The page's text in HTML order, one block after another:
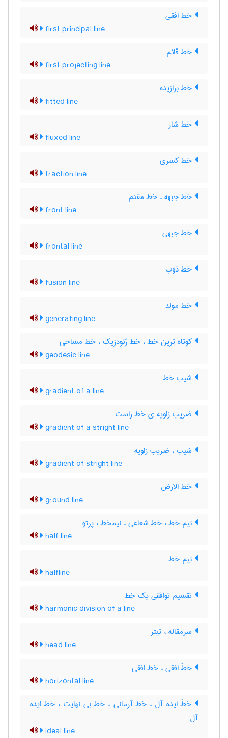
خط افقی
first principal line
خط قائم
first projecting line
خط برازیده
fitted line
خط شار
fluxed line
خط کسری
fraction line
خط جبهه ، خط مقدم
front line
خط جبهی
frontal line
خط ذوب
fusion line
خط مولد
generating line
کوتاه ترین خط ، خط ژئودزیک ، خط مساحی
geodesic line
شیب خط
gradient of a line
ضریب زاویه ی خط راست
gradient of a stright line
شیب ، ضریب زاویه
gradient of stright line
خط الارض
ground line
نیم خط ، خط شعاعی ، نیمخط ، پرتو
half line
نیم خط
halfline
تقسیم توافقی یک خط
harmonic division of a line
سرمقاله ، تیتر
head line
خطّ افقی ، خط افقی
horizontal line
خطّ ایده آل ، خط آرمانی ، خط بی نهایت ، خط ایده
آل
ideal line